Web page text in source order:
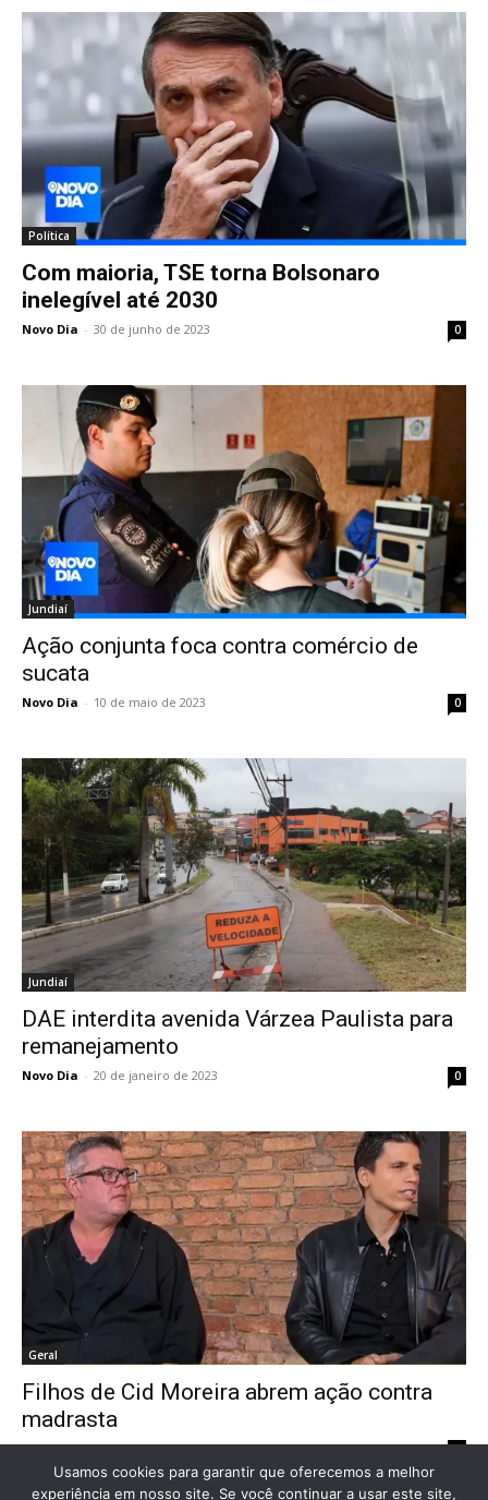
Política
Com maioria, TSE torna Bolsonaro
inelegível até 2030
Novo Dia - 30 de junho de 2023 0
Jundiaí
Ação conjunta foca contra comércio de
sucata
Novo Dia - 10 de maio de 2023 0
Jundiaí
DAE interdita avenida Várzea Paulista para
remanejamento
Novo Dia - 20 de janeiro de 2023 0
Geral
Filhos de Cid Moreira abrem ação contra
madrasta
Novo Dia - 28 de julho de 2022 0
Usamos cookies para garantir que oferecemos a melhor
experiência em nosso site. Se você continuar a usar este site,